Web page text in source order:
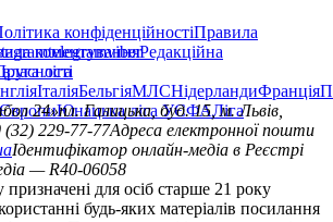
конфіденційностіПравила
коментуванняРедакційна
telegramviber
ліга
ІталіяБельгіяМЛСНідерландиФранція
Юнацька ліга УЄФАЛіга
24»пл. Галицька, буд. 15, м. Львів,
229-77-77Адреса електронної пошти
Ідентифікатор онлайн-медіа в Реєстрі
— R40-06058
призначені для осіб старше 21 року
будь-яких матеріалів посилання